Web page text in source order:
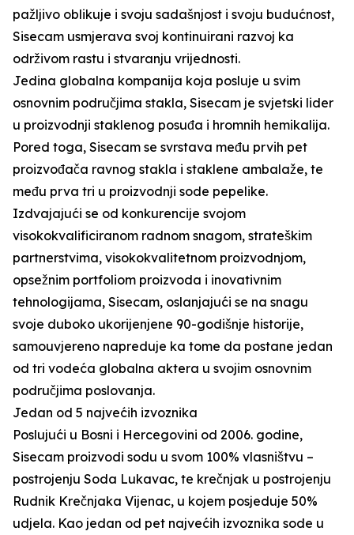
pažljivo oblikuje i svoju sadašnjost i svoju budućnost,
Sisecam usmjerava svoj kontinuirani razvoj ka
održivom rastu i stvaranju vrijednosti.
Jedina globalna kompanija koja posluje u svim
osnovnim područjima stakla, Sisecam je svjetski lider
u proizvodnji staklenog posuđa i hromnih hemikalija.
Pored toga, Sisecam se svrstava među prvih pet
proizvođača ravnog stakla i staklene ambalaže, te
među prva tri u proizvodnji sode pepelike.
Izdvajajući se od konkurencije svojom
visokokvalificiranom radnom snagom, strateškim
partnerstvima, visokokvalitetnom proizvodnjom,
opsežnim portfoliom proizvoda i inovativnim
tehnologijama, Sisecam, oslanjajući se na snagu
svoje duboko ukorijenjene 90-godišnje historije,
samouvjereno napreduje ka tome da postane jedan
od tri vodeća globalna aktera u svojim osnovnim
područjima poslovanja.
Jedan od 5 najvećih izvoznika
Poslujući u Bosni i Hercegovini od 2006. godine,
Sisecam proizvodi sodu u svom 100% vlasništvu –
postrojenju Soda Lukavac, te krečnjak u postrojenju
Rudnik Krečnjaka Vijenac, u kojem posjeduje 50%
udjela. Kao jedan od pet najvećih izvoznika sode u